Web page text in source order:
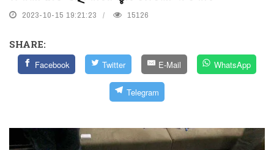
2023-10-15 19:21:23 15126
SHARE:
Facebook Twitter E-Mail WhatsApp
Telegram